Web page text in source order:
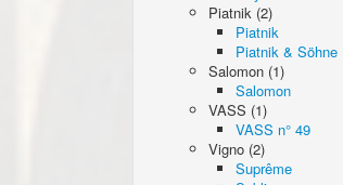
Piatnik (2)
Piatnik
Piatnik & Söhne
Salomon (1)
Salomon
VASS (1)
VASS n° 49
Vigno (2)
Suprême